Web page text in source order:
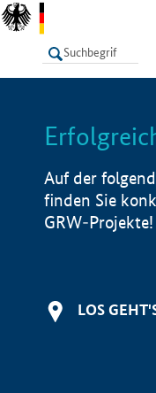
LISTE
Auf der
finden Sie
GRW-Projekte!
LOS